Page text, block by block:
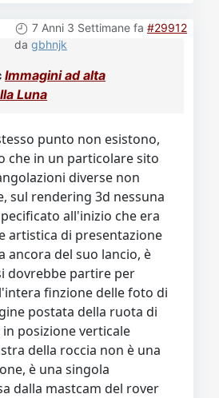
7 Anni 3 Settimane fa #29912
da gbhnjk
Immagini ad alta
Luna
punto non esistono,
che in un particolare sito
diverse non
sul rendering 3d nessuna
all'inizio che era
artistica di presentazione
ancora del suo lancio, è
dovrebbe partire per
finzione delle foto di
postata della ruota di
posizione verticale
della roccia non è una
è una singola
dalla mastcam del rover